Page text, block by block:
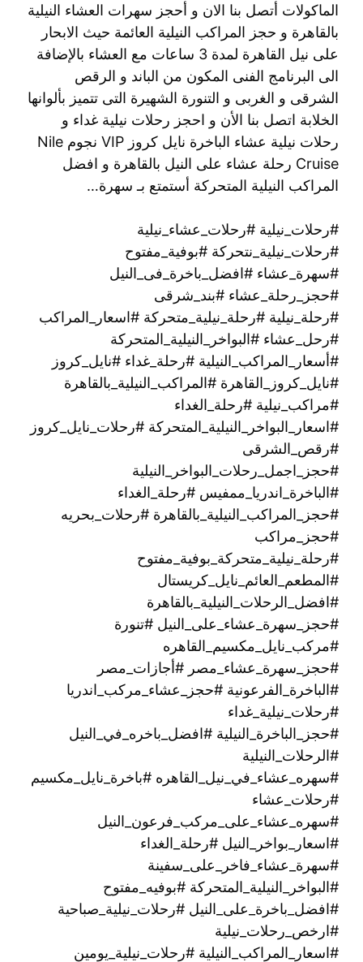
الماكولات أتصل بنا الان و أحجز سهرات العشاء النيلية
بالقاهرة و حجز المراكب النيلية العائمة حيث الابحار
على نيل القاهرة لمدة 3 ساعات مع العشاء بالإضافة
الى البرنامج الفنى المكون من الباند و الرقص
الشرقى و الغربى و التنورة الشهيرة التى تتميز بألوانها
الخلابة اتصل بنا الأن و احجز رحلات نيلية غداء و
رحلات نيلية عشاء الباخرة نايل كروز VIP نجوم Nile
Cruise رحلة عشاء على النيل بالقاهرة و افضل
المراكب النيلية المتحركة أستمتع بـ سهرة…
#رحلات_نيلية #رحلات_عشاء_نيلية
#رحلات_نيلية_نتحركة #بوفية_مفتوح
#سهرة_عشاء #افضل_باخرة_فى_النيل
#حجز_رحلة_عشاء #بند_شرقى
#رحلة_نيلية #رحلة_نيلية_متحركة #اسعار_المراكب
#رحل_عشاء #البواخر_النيلية_المتحركة
#أسعار_المراكب_النيلية #رحلة_غداء #نايل_كروز
#نايل_كروز_القاهرة #المراكب_النيلية_بالقاهرة
#مراكب_نيلية #رحلة_الغداء
#اسعار_البواخر_النيلية_المتحركة #رحلات_نايل_كروز
#رقص_الشرقى
#حجز_اجمل_رحلات_البواخر_النيلية
#الباخرة_اندريا_ممفيس #رحلة_الغداء
#حجز_المراكب_النيلية_بالقاهرة #رحلات_بحريه
#حجز_مراكب
#رحلة_نيلية_متحركة_بوفية_مفتوح
#المطعم_العائم_نايل_كريستال
#افضل_الرحلات_النيلية_بالقاهرة
#حجز_سهرة_عشاء_على_النيل #تنورة
#مركب_نايل_مكسيم_القاهره
#حجز_سهرة_عشاء_مصر #أجازات_مصر
#الباخرة_الفرعونية #حجز_عشاء_مركب_اندريا
#رحلات_نيلية_غداء
#حجز_الباخرة_النيلية #افضل_باخره_في_النيل
#الرحلات_النيلية
#سهره_عشاء_في_نيل_القاهره‏ #باخرة_نايل_مكسيم
#رحلات_عشاء
#سهره_عشاء_على_مركب_فرعون_النيل
#اسعار_بواخر_النيل #رحلة_الغداء
#سهرة_عشاء_فاخر_على_سفينة
#البواخر_النيلية_المتحركة #بوفيه_مفتوح
#افضل_باخرة_على_النيل #رحلات_نيلية_صباحية
#ارخص_رحلات_نيلية
#اسعار_المراكب_النيلية #رحلات_نيلية_يومين